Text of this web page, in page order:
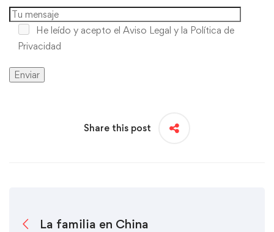
He leído y acepto el Aviso Legal y la Política de
Privacidad
Share this post
La familia en China